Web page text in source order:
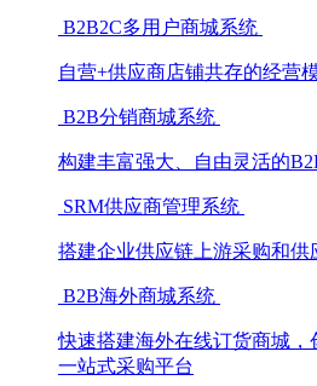
B2B2C多用户商城系统
自营+供应商店铺共存的经营
B2B分销商城系统
构建丰富强大、自由灵活的
SRM供应商管理系统
搭建企业供应链上游采购和供
B2B海外商城系统
快速搭建海外在线订货商城，
一站式采购平台